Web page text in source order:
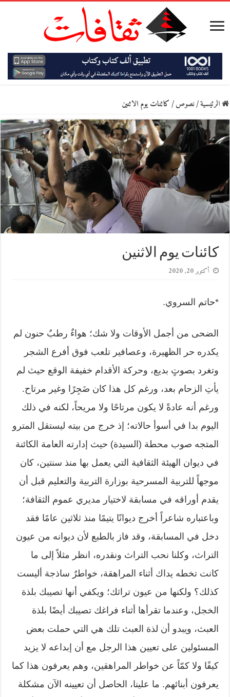
الرئيسية/نصوص/كائنات يوم الاثنين
كائنات يوم الاثنين
أكتوبر 20, 2020
*حاتم السروي.
الضحى من أجمل الأوقات ولا شك؛ هواءٌ رطبٌ حنون لم
يكدره حر الظهيرة، وعصافير تلعب فوق أفرع الشجر
وتغرد بصوتٍ بديع، وحركة الأقدام خفيفة الوقع حيث لم
يأتِ الزحام بعد، ورغم كل هذا كان ضَجِرًا وغير مرتاح.
ورغم أنه عادةً لا يكون مرتاحًا ولا مريحاً، لكنه في ذلك
اليوم بدا في أسوأ حالاته؛ إذ خرج من بيته ليستقل المترو
المتجه صوب محطة (السيدة) حيث إدارته العامة الكائنة
في ديوان الهيئة الثقافية التي يعمل بها منذ سنتين، كان
موجهاً للتربية المسرحية بوزارة التربية والتعليم قبل أن
يقدم أوراقه في مسابقة لاختيار مديري عموم الثقافة؛
وباعتباره شاعراً أخرج ديوانًا يتيمًا منذ ثلاثين عامًا فقد
دخل في المسابقة، وقد فاز بالطبع لأن ديوانه من عيون
التراث، وكلنا نحب التراث ونقدره، انظر مثلاً إلى ما
كانت تخطه يداك أثناء المراهقة، خواطرٌ ساذجة أليست
كذلك؟ ولكنها من عيون تراثك؛ ويكفي أنها تصيبك بلذة
الخجل، وعندما تقرأها أثناء فراغك تصيبك أيضًا بلذة
العبث، ويبدو أن لذة العبث تلك هي التي حملت بعض
المسئولين على تعيين هذا الرجل مع أن إبداعه لا يزيد
كيفًا ولا كمّاً عن خواطر المراهقين، وهم يعرفون هذا كما
يعرفون أبنائهم. ما علينا، الحاصل أن تعيينه الآن مشكلة